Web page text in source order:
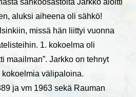
aluksi aiheena oli sähkö!
missä hän liittyi vuonna
1. kokoelma oli
maailman”. Jarkko on tehnyt
välipaloina.
ja vm 1963 sekä Rauman